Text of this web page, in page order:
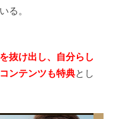
る。
抜け出し、自分らし
ンテンツも特典とし